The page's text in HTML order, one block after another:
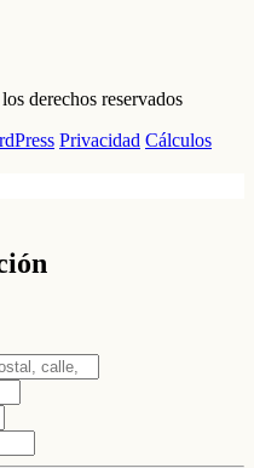
derechos reservados
Privacidad Cálculos